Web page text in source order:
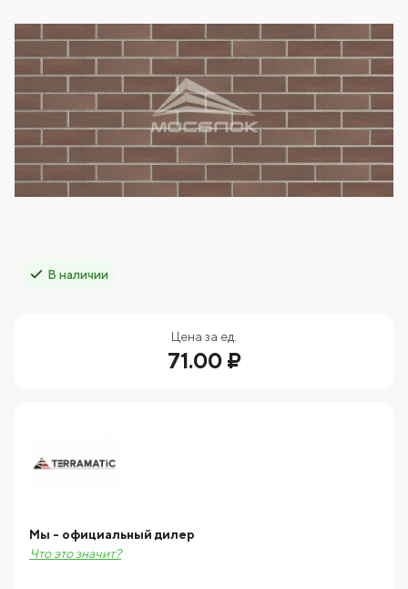
В наличии
Цена за ед.
71.00 ₽
Мы - официальный дилер
Что это значит?